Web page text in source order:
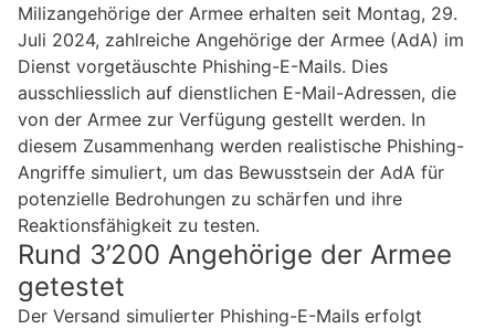
Milizangehörige der Armee erhalten seit Montag, 29.
Juli 2024, zahlreiche Angehörige der Armee (AdA) im
Dienst vorgetäuschte Phishing-E-Mails. Dies
ausschliesslich auf dienstlichen E-Mail-Adressen, die
von der Armee zur Verfügung gestellt werden. In
diesem Zusammenhang werden realistische Phishing-
Angriffe simuliert, um das Bewusstsein der AdA für
potenzielle Bedrohungen zu schärfen und ihre
Reaktionsfähigkeit zu testen.
Rund 3’200 Angehörige der Armee
getestet
Der Versand simulierter Phishing-E-Mails erfolgt